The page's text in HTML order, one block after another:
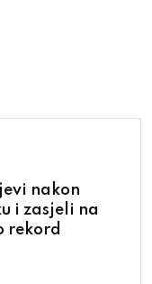
nakon
i zasjeli na
rekord